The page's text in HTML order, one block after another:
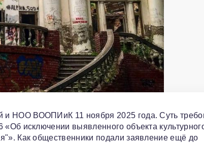
НОО ВООПИиК 11 ноября 2025 года. Суть
исключении выявленного объекта
Как общественники подали заявление ещё до